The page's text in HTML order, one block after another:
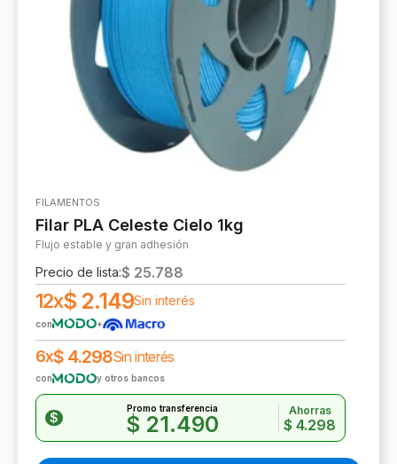
FILAMENTOS
Filar PLA Celeste Cielo 1kg
Flujo estable y gran adhesión
Precio de lista:$ 25.788
12x$2.149Sin interés
con +
6x$ 4.298Sin interés
con y otros bancos
$
Promo transferencia
$21.490
Ahorras
$ 4.298